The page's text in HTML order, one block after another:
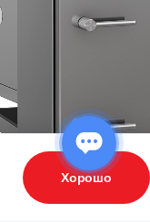
Хорошо